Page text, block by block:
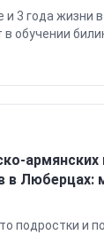
и 3 года жизни
обучении
кто готовится
армянских
в Люберцах:
подростки и